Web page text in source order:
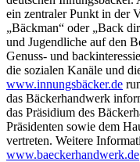
ein zentraler Punkt in der
„Bäckman“ oder „Back
und Jugendliche auf den
Genuss- und
die sozialen Kanäle und
www.innungsbäcker.de
das Bäckerhandwerk
das Präsidium des
Präsidenten sowie dem
vertreten. Weitere
www.baeckerhandwerk.de